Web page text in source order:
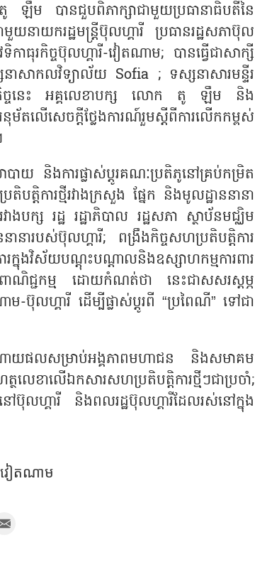
ឡឹម បានជួបពិភាក្សាជាមួយប្រធានាធិបតីនៃ
នាយករដ្ឋមន្ត្រីប៊ុលហ្គារី ប្រធានរដ្ឋសភាប៊ុល
ធុរកិច្ចប៊ុលហ្គារី-វៀតណាម; បានធ្វើជាសាក្សី
នាសាកលវិទ្យាល័យ Sofia ; ទស្សនាសារមន្ទីរ
នកិច្ចនេះ អគ្គលេខាបក្ស លោក តូ ឡឹម និង
លើសេចក្តីថ្លែងការណ៍រួមស្តីពីការលើកកម្ពស់
បាយ និងការផ្លាស់ប្តូរគណៈប្រតិភូនៅគ្រប់កម្រិត
ត្តិការថ្មីរវាងក្រសួង ផ្នែក និងមូលដ្ឋាននានា
បក្ស រដ្ឋ រដ្ឋាភិបាល រដ្ឋសភា ស្ថាប័នមជ្ឈិម
ារបស់ប៊ុលហ្គារី; ពង្រឹងកិច្ចសហប្រតិបត្តិការ
ក្នុងវិស័យបណ្តុះបណ្តាលនិងឧស្សាហកម្មការពារ
ពាណិជ្ជកម្ម ដោយកំណត់ថា នេះជាសសរស្តម្ភ
លហ្គារី ដើម្បីផ្លាស់ប្តូរពី “ប្រពៃណី” ទៅជា
អំណោយផលសម្រាប់អង្គភាពមហាជន និងសមាគម
លេខាលើឯកសារសហប្រតិបត្តិការថ្មីៗជាប្រចាំ;
ហ្គារី និងពលរដ្ឋប៊ុលហ្គារីដែលរស់នៅក្នុង
វៀតណាម